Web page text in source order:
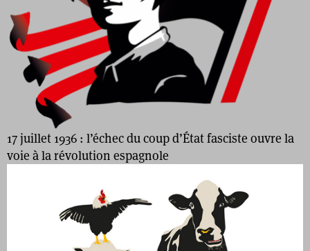
17 juillet 1936 : l’échec du coup d’État fasciste ouvre la
voie à la révolution espagnole